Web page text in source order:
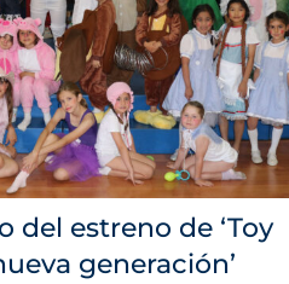
del estreno de ‘Toy
generación’